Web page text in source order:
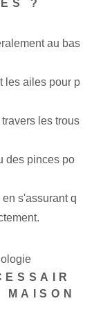
?
au bas
les ailes pour p
travers les trous
des pinces po
en s'assurant q